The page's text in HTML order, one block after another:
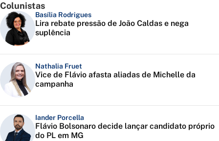
Colunistas
Basília Rodrigues
Lira rebate pressão de João Caldas e nega
suplência
Nathalia Fruet
Vice de Flávio afasta aliadas de Michelle da
campanha
Iander Porcella
Flávio Bolsonaro decide lançar candidato próprio
do PL em MG